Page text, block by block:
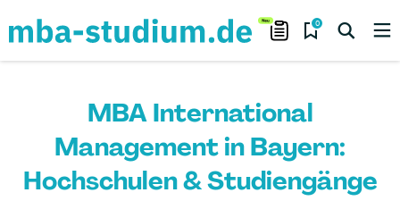
0
MBA International
Management in Bayern:
Hochschulen & Studiengänge